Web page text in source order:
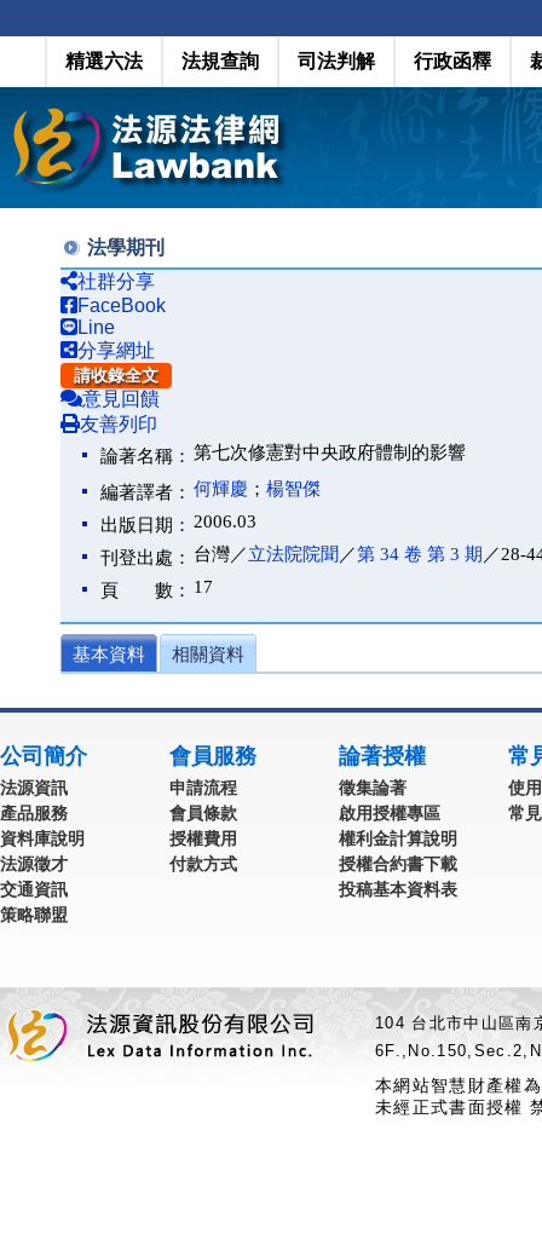
精選六法 法規查詢 司法判解 行政函釋
法學期刊
社群分享
FaceBook
Line
分享網址
請收錄全文
意見回饋
友善列印
論著名稱： 第七次修憲對中央政府體制的影響
編著譯者： 何輝慶 ； 楊智傑
出版日期： 2006.03
刊登出處： 台灣／立法院院聞 ／第 34 卷 第 3 期 ／28-
頁 數： 17
基本資料 相關資料
公司簡介
法源資訊
產品服務
資料庫說明
法源徵才
交通資訊
策略聯盟
會員服務
申請流程
會員條款
授權費用
付款方式
論著授權
徵集論著
啟用授權專區
權利金計算說明
授權合約書下載
投稿基本資料表
常
使
常
104 台北市中山區
本網站智慧財產權
未經正式書面授權